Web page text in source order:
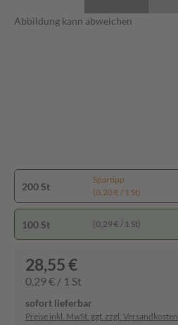
Abbildung kann abweichen
200 St
Spartipp
(0,20 € / 1 St)
100 St (0,29 € / 1 St)
28,55 €
0,29 € / 1 St
sofort lieferbar
Preise inkl. MwSt. ggf. zzgl. Versandkosten